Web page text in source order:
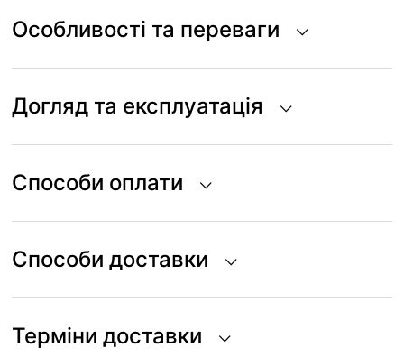
Особливості та переваги
Догляд та експлуатація
Способи оплати
Способи доставки
Терміни доставки